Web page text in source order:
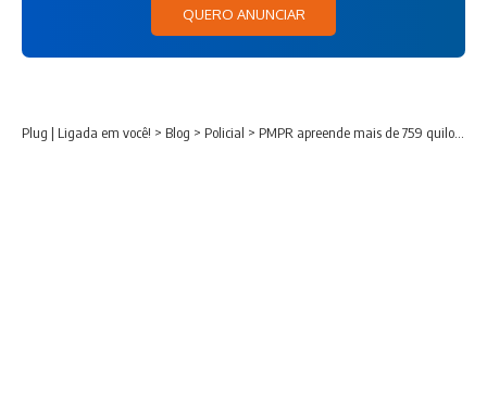
QUERO ANUNCIAR
Plug | Ligada em você! > Blog > Policial > PMPR apreende mais de 759 quilos de maconha durante operação em São Mateus do Sul